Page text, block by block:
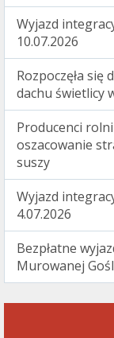
Wyjazd
10.07.2026
Rozpoczęła się
dachu świetlicy
Producenci
oszacowanie
suszy
Wyjazd
4.07.2026
Bezpłatne
Murowanej